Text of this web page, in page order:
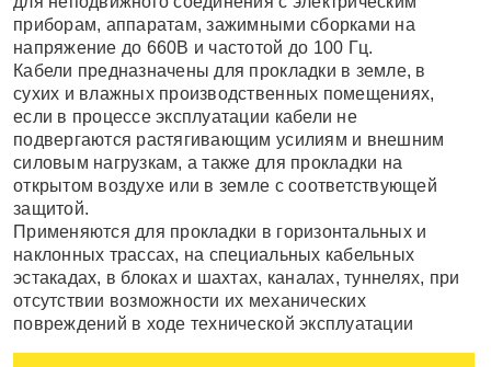
приборам, аппаратам, зажимными сборками на
напряжение до 660В и частотой до 100 Гц.
Кабели предназначены для прокладки в земле, в
сухих и влажных производственных помещениях,
если в процессе эксплуатации кабели не
подвергаются растягивающим усилиям и внешним
силовым нагрузкам, а также для прокладки на
открытом воздухе или в земле с соответствующей
защитой.
Применяются для прокладки в горизонтальных и
наклонных трассах, на специальных кабельных
эстакадах, в блоках и шахтах, каналах, туннелях, при
отсутствии возможности их механических
повреждений в ходе технической эксплуатации